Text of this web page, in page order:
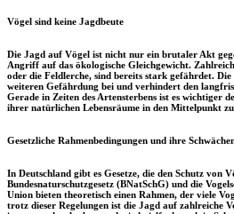
Vögel sind keine Jagdbeute
Die Jagd auf Vögel ist nicht nur ein brutaler Akt
Angriff auf das ökologische Gleichgewicht.
oder die Feldlerche, sind bereits stark gefährdet.
weiteren Gefährdung bei und verhindert den
Gerade in Zeiten des Artensterbens ist es wichtiger
ihrer natürlichen Lebensräume in den Mittelpunkt
Gesetzliche Rahmenbedingungen und ihre
In Deutschland gibt es Gesetze, die den Schutz von
Bundesnaturschutzgesetz (BNatSchG) und die
Union bieten theoretisch einen Rahmen, der viele
trotz dieser Regelungen ist die Jagd auf zahlreiche